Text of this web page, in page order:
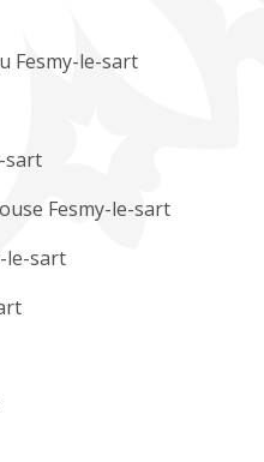
Fesmy-le-sart
sart
Fesmy-le-sart
le-sart